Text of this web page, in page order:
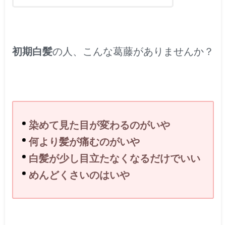
初期白髪の人、こんな葛藤がありませんか？
染めて見た目が変わるのがいや
何より髪が痛むのがいや
白髪が少し目立たなくなるだけでいい
めんどくさいのはいや